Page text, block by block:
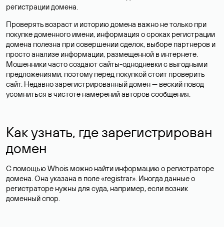
регистрации домена.
Проверять возраст и историю домена важно не только при
покупке доменного имени, информация о сроках регистрации
домена полезна при совершении сделок, выборе партнеров и
просто анализе информации, размещенной в интернете.
Мошенники часто создают сайты-однодневки с выгодными
предложениями, поэтому перед покупкой стоит проверить
сайт. Недавно зарегистрированный домен — веский повод
усомниться в чистоте намерений авторов сообщения.
Как узнать, где зарегистрирован
домен
С помощью Whois можно найти информацию о регистраторе
домена. Она указана в поле «registrar». Иногда данные о
регистраторе нужны для суда, например, если возник
доменный спор.